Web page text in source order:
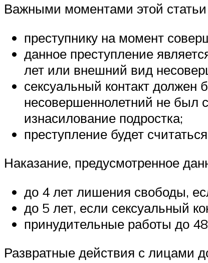
Важными моментами этой
преступнику на момент
данное преступление
лет или внешний вид
сексуальный контакт
несовершеннолетний не был
изнасилование подростка;
преступление будет
Наказание, предусмотренное
до 4 лет лишения свободы,
до 5 лет, если сексуальный
принудительные работы до
Развратные действия с лицами